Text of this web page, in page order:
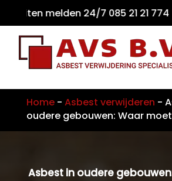
melden 24/7 085 21
Home- Asbest verwijderen -
oudere gebouwen: Waar
Asbest in oudere